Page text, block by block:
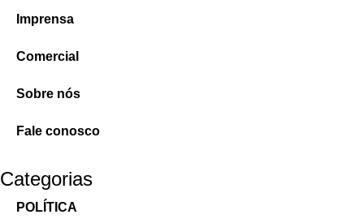
Imprensa
Comercial
Sobre nós
Fale conosco
Categorias
POLÍTICA